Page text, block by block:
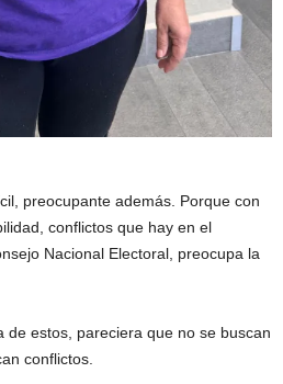
preocupante además. Porque con
conflictos que hay en el
Nacional Electoral, preocupa la
estos, pareciera que no se buscan
conflictos.